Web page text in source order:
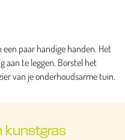
een paar handige handen. Het
aan te leggen. Borstel het
van je onderhoudsarme tuin.
kunstgras